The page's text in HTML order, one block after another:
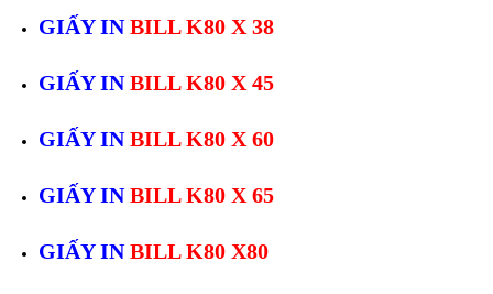
GIẤY INBILL K80 X 38
GIẤY INBILL K80 X 45
GIẤY INBILL K80 X 60
GIẤY INBILL K80 X 65
GIẤY INBILL K80 X80